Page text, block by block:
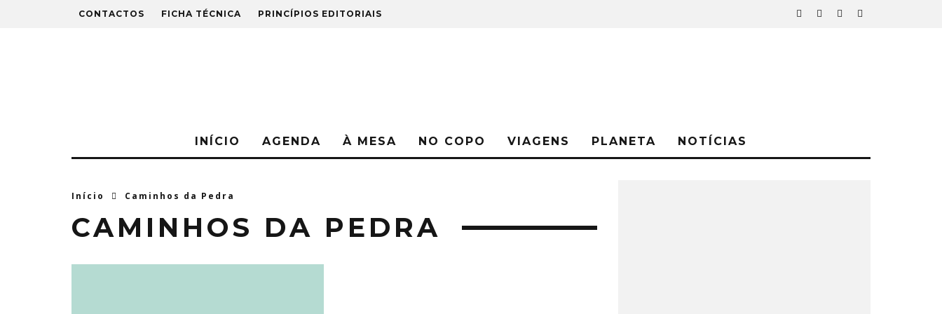
CONTACTOS FICHA TÉCNICA PRINCÍPIOS EDITORIAIS
INÍCIO AGENDA À MESA NO COPO VIAGENS PLANETA NOTÍCIAS
Início Caminhos da Pedra
CAMINHOS DA PEDRA